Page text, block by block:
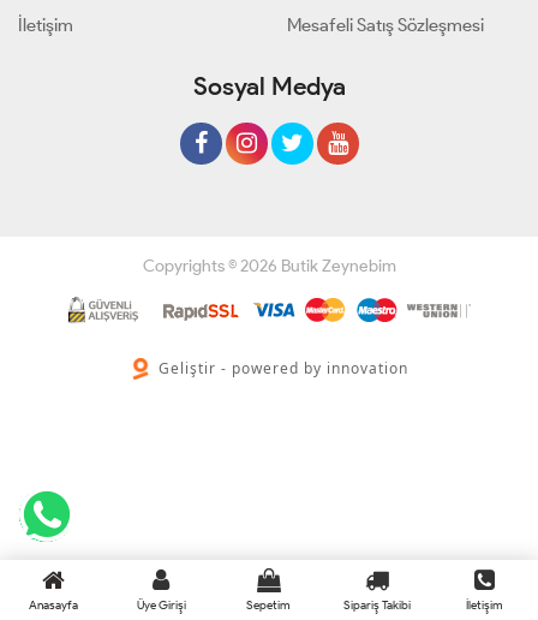
İletişim
Mesafeli Satış Sözleşmesi
Sosyal Medya
Copyrights © 2026 Butik Zeynebim
Geliştir - powered by innovation
Anasayfa Üye Girişi Sepetim Sipariş Takibi İletişim